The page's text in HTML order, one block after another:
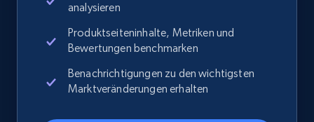
analysieren
Produktseiteninhalte, Metriken und
Bewertungen benchmarken
Benachrichtigungen zu den wichtigsten
Marktveränderungen erhalten